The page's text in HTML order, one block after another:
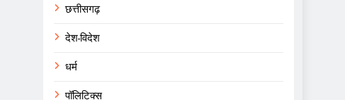
छत्तीसगढ़
देश-विदेश
धर्म
पॉलिटिक्स